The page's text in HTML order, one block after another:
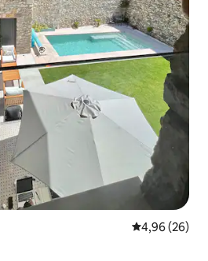
Note
4,96 (26)